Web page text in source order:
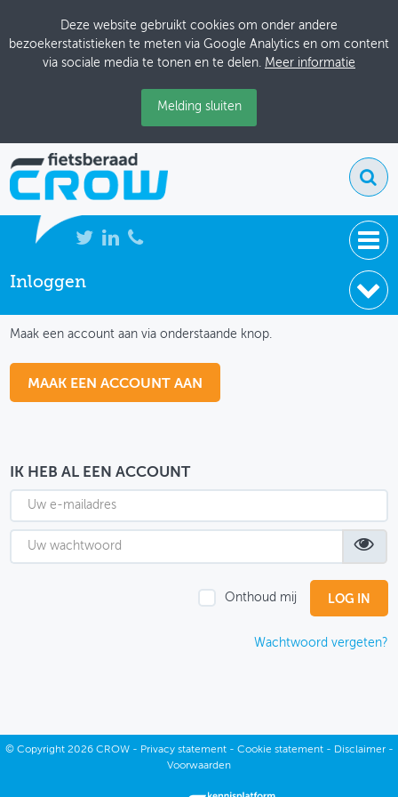
Deze website gebruikt cookies om onder andere
bezoekerstatistieken te meten via Google Analytics en om content
via sociale media te tonen en te delen. Meer informatie
Melding sluiten
NIEUWS
THEMASITES
MIJN PROFIEL
GEBRUIKER
Inloggen
Maak een account aan via onderstaande knop.
MAAK EEN ACCOUNT AAN
IK HEB AL EEN ACCOUNT
Onthoud mij
Wachtwoord vergeten?
© Copyright2026 CROW - Privacy statement- Cookie statement- Disclaimer-
Voorwaarden